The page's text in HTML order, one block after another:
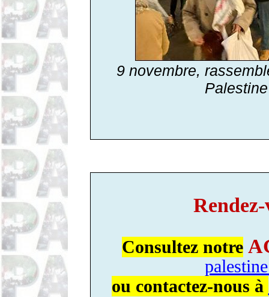
9 novembre,
Consultez notre
ou contactez-nous à